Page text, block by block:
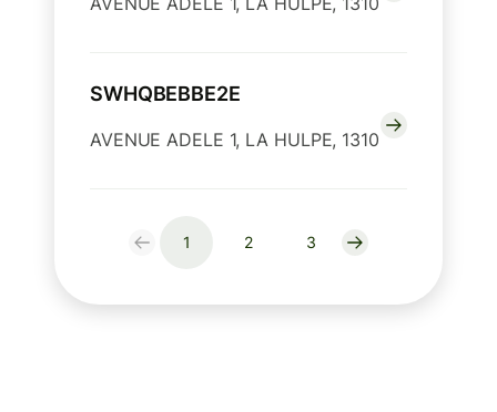
SWHQBEBBE2E
AVENUE ADELE 1, LA HULPE, 1310
1 2 3